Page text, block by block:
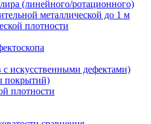
(линейного/ротационного)
металлической до 1 м
плотности
искусственными дефектами)
покрытий)
плотности